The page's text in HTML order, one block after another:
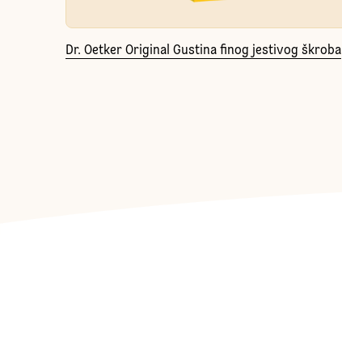
Dr. Oetker Original Gustina finog jestivog škroba